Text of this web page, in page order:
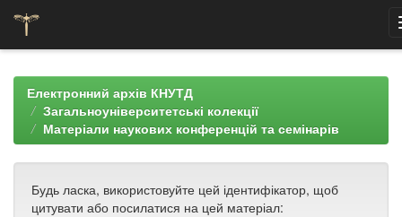
navigationЕлектронний архів КНУТД
Загальноуніверситетські колекції
Матеріали наукових конференцій та семінарів
Будь ласка, використовуйте цей ідентифікатор, щоб
цитувати або посилатися на цей матеріал: